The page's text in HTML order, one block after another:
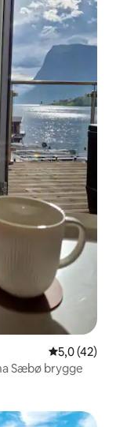
Prosječna
5,0 (42)
Sæbø brygge